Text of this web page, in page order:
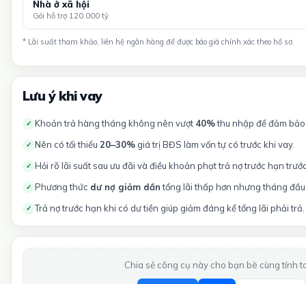
Nhà ở xã hội
Gói hỗ trợ 120.000 tỷ
* Lãi suất tham khảo, liên hệ ngân hàng để được báo giá chính xác theo hồ sơ.
Lưu ý khi vay
✓ Khoản trả hàng tháng không nên vượt 40%thu nhập để đảm
✓ Nên có tối thiểu 20–30% giá trị BĐS làm vốn tự có trước khi vay.
✓ Hỏi rõ lãi suất sau ưu đãi và điều khoản phạt trả nợ trước hạn
✓ Phương thức dư nợ giảm dầntổng lãi thấp hơn nhưng tháng
✓ Trả nợ trước hạn khi có dư tiền giúp giảm đáng kể tổng lãi phải trả.
Chia sẻ công cụ này cho bạn bè cùng tính